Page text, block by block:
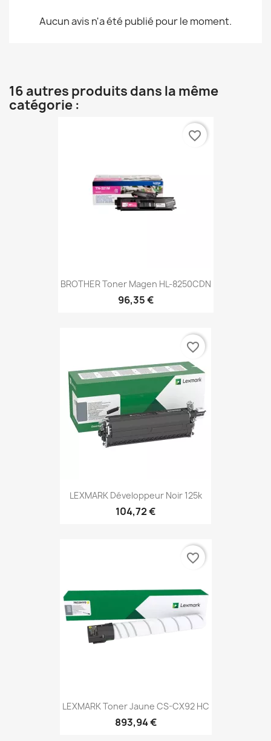
Aucun avis n'a été publié pour le moment.
16 autres produits dans la même
catégorie :
BROTHER Toner Magen HL-8250CDN
96,35 €
favorite_border
LEXMARK Développeur Noir 125k
104,72 €
favorite_border
LEXMARK Toner Jaune CS-CX92 HC
893,94 €
favorite_border